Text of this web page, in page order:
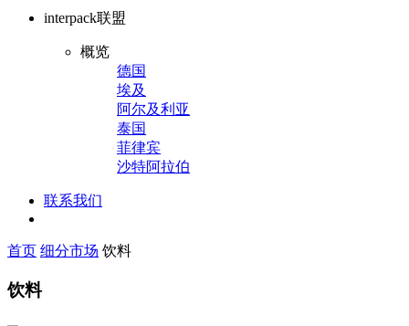
interpack联盟
概览
德国
埃及
阿尔及利亚
泰国
菲律宾
沙特阿拉伯
联系我们
首页 细分市场 饮料
饮料